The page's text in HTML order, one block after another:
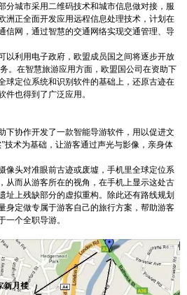
分城市采用二维码技术和城市信息做对接，服
洲正全面开发应用远程信息处理技术，计划在
信网，通过智慧的交通网络实现交通管理、导
以利用电子政府，欧盟成员国之间将逐步开放
。在智慧旅游应用方面，欧盟国公司在资助下
球定位系统和识别软件的基础上，还原古迹在
件也得到了广泛应用。
下协作开发了一款智能导游软件，用以促进文
技术为基础，让游客通过声光与影像，亲身体
像头对准眼前古迹或废墟，手机里全球定位系
从而从游客所在的视角，在手机上显示这处古
址上残缺部分的虚拟重构。除此还有路线规划
身定做专属于游客自己的旅行方案，帮助游客
一个全职导游。